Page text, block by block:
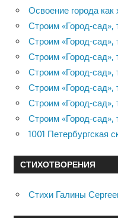
Освоение города
Строим «Город-сад»,
Строим «Город-сад»,
Строим «Город-сад»,
Строим «Город-сад»,
Строим «Город-сад»,
Строим «Город-сад»,
Строим «Город-сад»,
1001 Петербургская
СТИХОТВОРЕНИЯ
Стихи Галины